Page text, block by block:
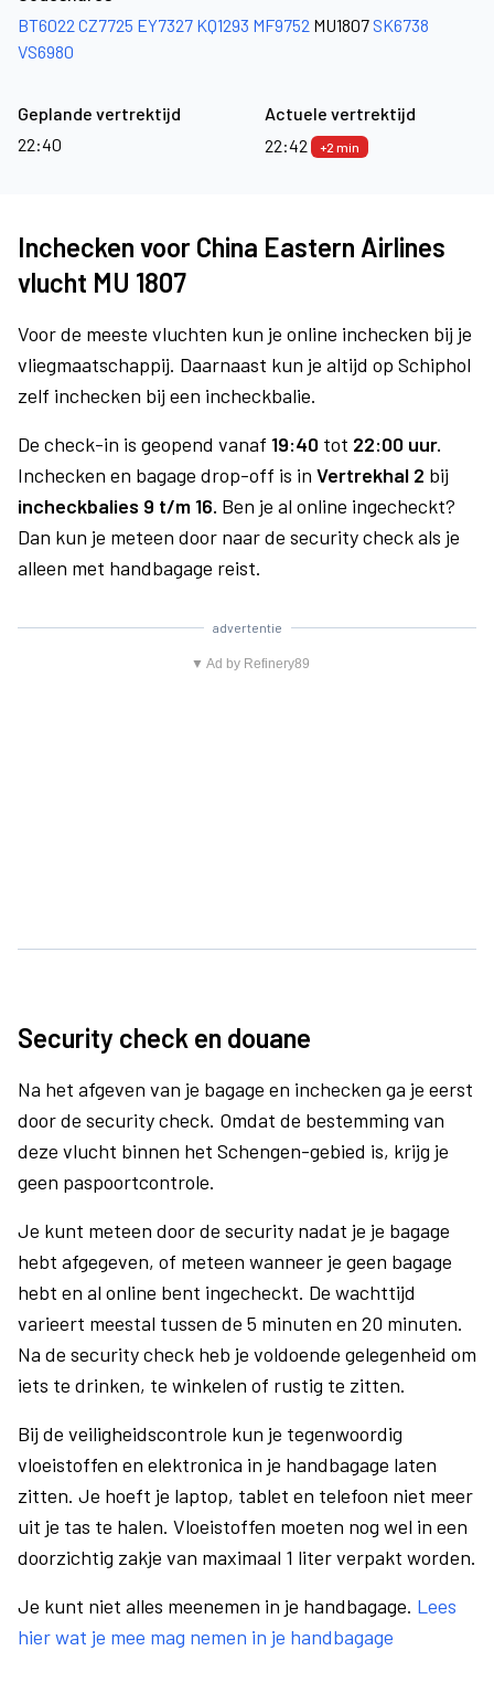
BT6022 CZ7725 EY7327 KQ1293 MF9752 MU1807 SK6738
VS6980
Geplande vertrektijd
22:40
Actuele vertrektijd
22:42
+2 min
Inchecken voor China Eastern Airlines
vlucht MU 1807
Voor de meeste vluchten kun je online inchecken bij je
vliegmaatschappij. Daarnaast kun je altijd op Schiphol
zelf inchecken bij een incheckbalie.
De check-in is geopend vanaf 19:40 tot 22:00 uur.
Inchecken en bagage drop-off is in Vertrekhal 2 bij
incheckbalies 9 t/m 16. Ben je al online ingecheckt?
Dan kun je meteen door naar de security check als je
alleen met handbagage reist.
advertentie
▼ Ad by Refinery89
Security check en douane
Na het afgeven van je bagage en inchecken ga je eerst
door de security check. Omdat de bestemming van
deze vlucht binnen het Schengen-gebied is, krijg je
geen paspoortcontrole.
Je kunt meteen door de security nadat je je bagage
hebt afgegeven, of meteen wanneer je geen bagage
hebt en al online bent ingecheckt. De wachttijd
varieert meestal tussen de 5 minuten en 20 minuten.
Na de security check heb je voldoende gelegenheid om
iets te drinken, te winkelen of rustig te zitten.
Bij de veiligheidscontrole kun je tegenwoordig
vloeistoffen en elektronica in je handbagage laten
zitten. Je hoeft je laptop, tablet en telefoon niet meer
uit je tas te halen. Vloeistoffen moeten nog wel in een
doorzichtig zakje van maximaal 1 liter verpakt worden.
Je kunt niet alles meenemen in je handbagage. Lees
hier wat je mee mag nemen in je handbagage